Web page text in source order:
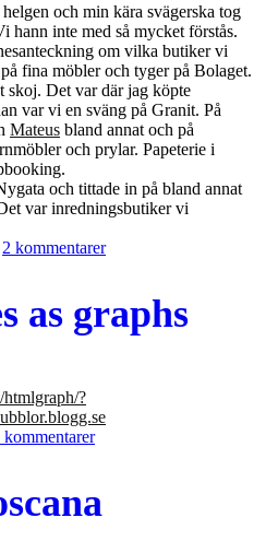
och min kära svägerska tog
hann inte med så mycket förstås.
om vilka butiker vi
fina möbler och tyger på Bolaget.
skoj. Det var där jag köpte
var vi en sväng på Granit. På
Mateus bland annat och på
och prylar. Papeterie i
och tittade in på bland annat
var inredningsbutiker vi
2 kommentarertill
i
Göteborg
as graphs
?
kommentarertill
graphs